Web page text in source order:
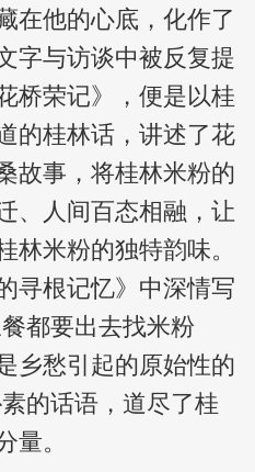
在他的心底，化作了
字与访谈中被反复提
桥荣记》，便是以桂
的桂林话，讲述了花
故事，将桂林米粉的
、人间百态相融，让
林米粉的独特韵味。
寻根记忆》中深情写
都要出去找米粉
乡愁引起的原始性的
的话语，道尽了桂
量。